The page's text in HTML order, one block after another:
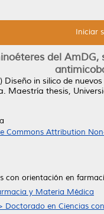
Iniciar
del
Diseño in silico de
Maestría thesis,
Commons Attribution
con orientación en
y Materia Médica
Doctorado en Ciencias